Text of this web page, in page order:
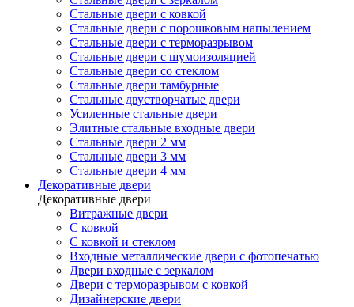
Стальные двери с ковкой
Стальные двери с порошковым напылением
Стальные двери с терморазрывом
Стальные двери с шумоизоляцией
Стальные двери со стеклом
Стальные двери тамбурные
Стальные двустворчатые двери
Усиленные стальные двери
Элитные стальные входные двери
Стальные двери 2 мм
Стальные двери 3 мм
Стальные двери 4 мм
Декоративные двери
Декоративные двери
Витражные двери
С ковкой
С ковкой и стеклом
Входные металлические двери с фотопечатью
Двери входные с зеркалом
Двери с терморазрывом с ковкой
Дизайнерские двери